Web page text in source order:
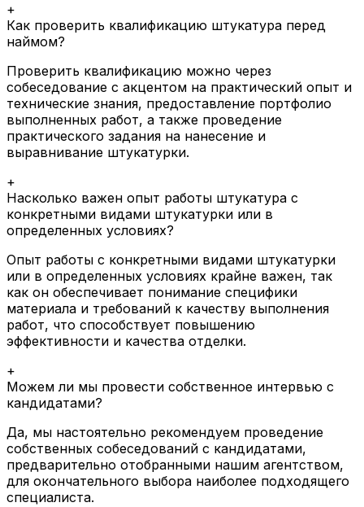
+
Как проверить квалификацию штукатура перед
наймом?
Проверить квалификацию можно через
собеседование с акцентом на практический опыт и
технические знания, предоставление портфолио
выполненных работ, а также проведение
практического задания на нанесение и
выравнивание штукатурки.
+
Насколько важен опыт работы штукатура с
конкретными видами штукатурки или в
определенных условиях?
Опыт работы с конкретными видами штукатурки
или в определенных условиях крайне важен, так
как он обеспечивает понимание специфики
материала и требований к качеству выполнения
работ, что способствует повышению
эффективности и качества отделки.
+
Можем ли мы провести собственное интервью с
кандидатами?
Да, мы настоятельно рекомендуем проведение
собственных собеседований с кандидатами,
предварительно отобранными нашим агентством,
для окончательного выбора наиболее подходящего
специалиста.